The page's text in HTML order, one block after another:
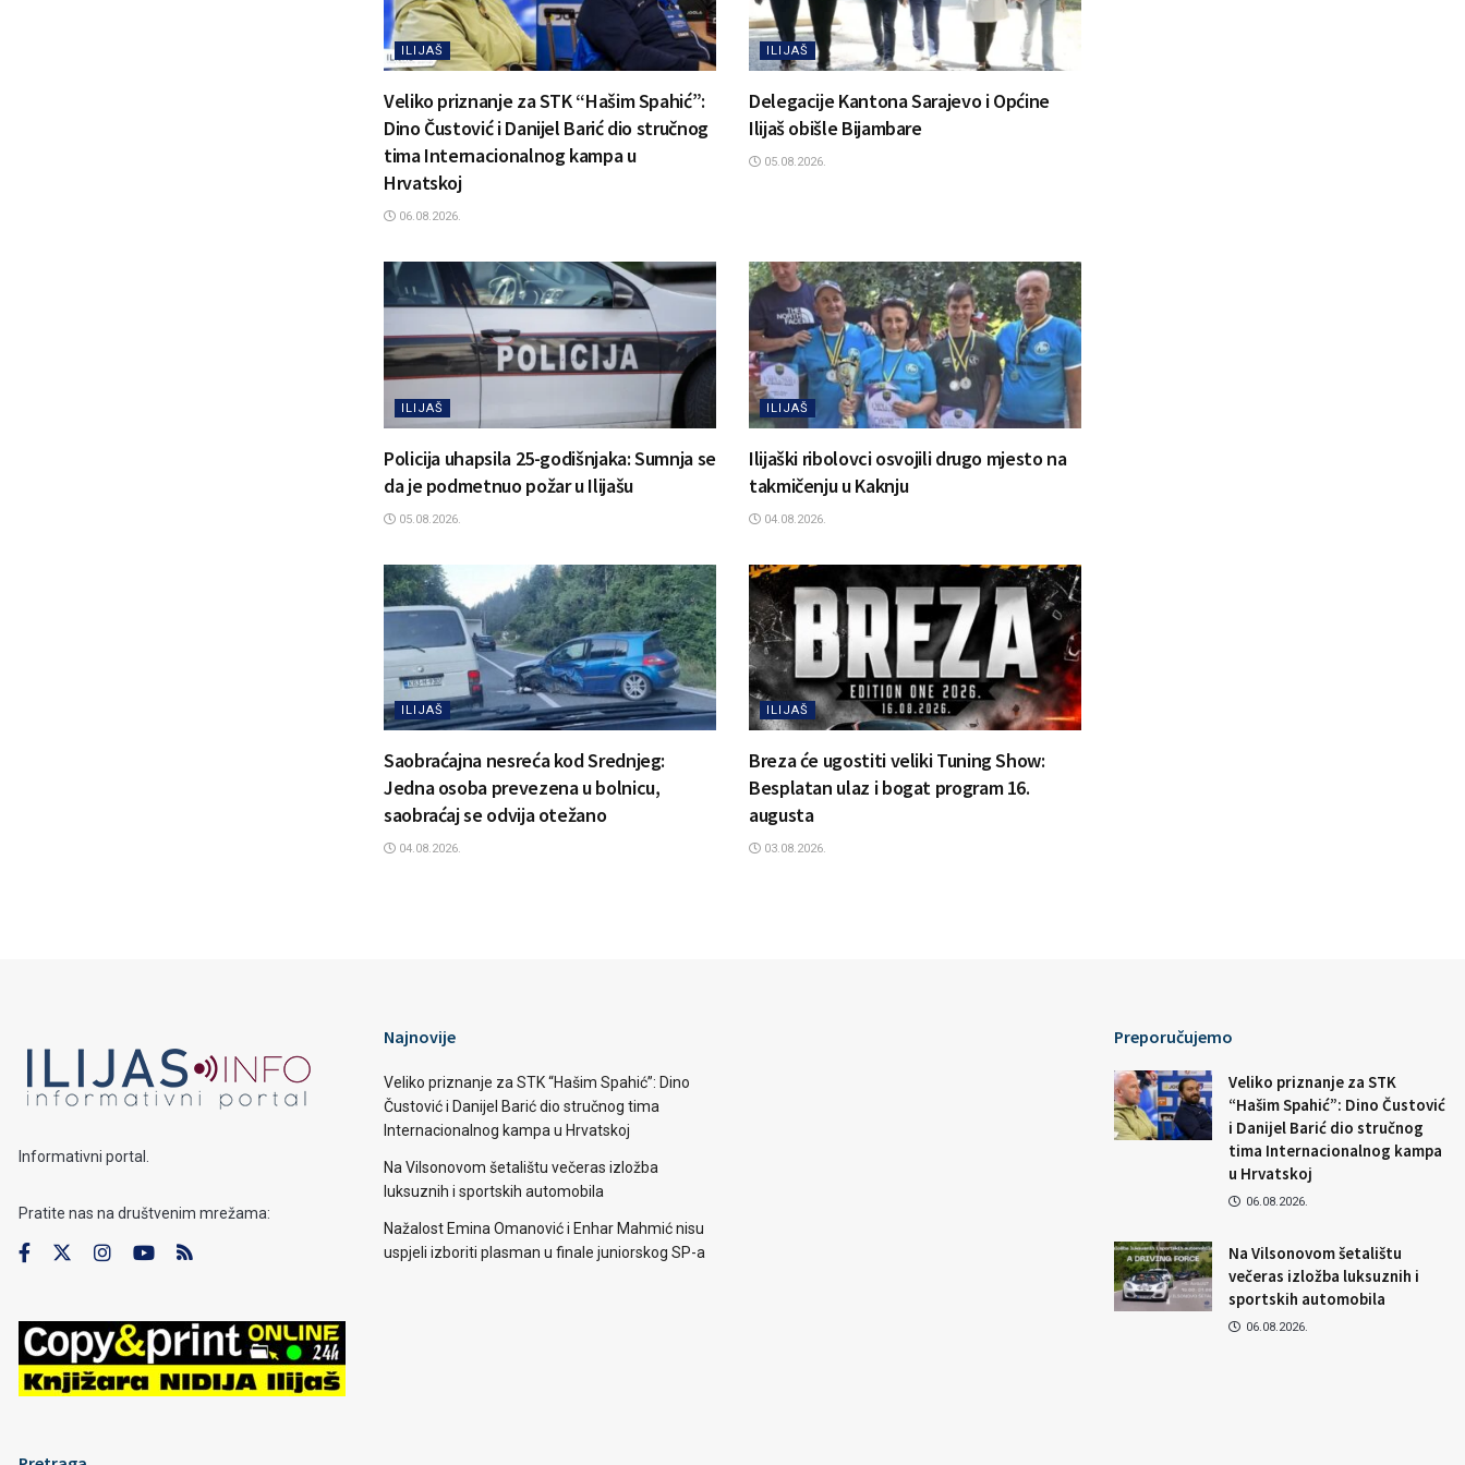
ILIJAŠ
Veliko priznanje za STK “Hašim Spahić”:
Dino Čustović i Danijel Barić dio stručnog
tima Internacionalnog kampa u
Hrvatskoj
06.08.2026.
ILIJAŠ
Delegacije Kantona Sarajevo i Općine
Ilijaš obišle Bijambare
05.08.2026.
ILIJAŠ
Policija uhapsila 25-godišnjaka: Sumnja se
da je podmetnuo požar u Ilijašu
05.08.2026.
ILIJAŠ
Ilijaški ribolovci osvojili drugo mjesto na
takmičenju u Kaknju
04.08.2026.
ILIJAŠ
Saobraćajna nesreća kod Srednjeg:
Jedna osoba prevezena u bolnicu,
saobraćaj se odvija otežano
04.08.2026.
ILIJAŠ
Breza će ugostiti veliki Tuning Show:
Besplatan ulaz i bogat program 16.
augusta
03.08.2026.
Informativni portal.
Pratite nas na društvenim mrežama:
Najnovije
Veliko priznanje za STK “Hašim Spahić”: Dino
Čustović i Danijel Barić dio stručnog tima
Internacionalnog kampa u Hrvatskoj
Na Vilsonovom šetalištu večeras izložba
luksuznih i sportskih automobila
Nažalost Emina Omanović i Enhar Mahmić nisu
uspjeli izboriti plasman u finale juniorskog SP-a
Preporučujemo
Veliko priznanje za STK
“Hašim Spahić”: Dino Čustović
i Danijel Barić dio stručnog
tima Internacionalnog kampa
u Hrvatskoj
06.08.2026.
Na Vilsonovom šetalištu
večeras izložba luksuznih i
sportskih automobila
06.08.2026.